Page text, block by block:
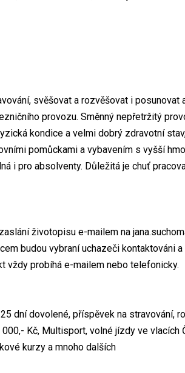
svěšovat a rozvěšovat i posunovat
provozu. Směnný nepřetržitý
kondice a velmi dobrý zdravotní
pomůckami a vybavením s vyšší
i pro absolventy. Důležitá je chuť
životopisu e-mailem na
budou vybraní uchazeči kontaktováni
vždy probíhá e-mailem nebo telefonicky.
dní dovolené, příspěvek na stravování,
Kč, Multisport, volné jízdy ve vlacích
kurzy a mnoho dalších